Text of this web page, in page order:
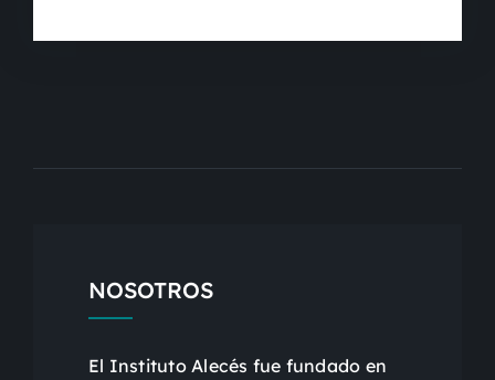
NOSOTROS
El Instituto Alecés fue fundado en